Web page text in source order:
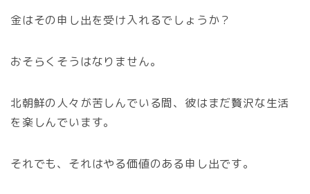
金はその申し出を受け入れるでしょうか？
おそらくそうはなりません。
北朝鮮の人々が苦しんでいる間、彼はまだ贅沢な生活
を楽しんでいます。
それでも、それはやる価値のある申し出です。